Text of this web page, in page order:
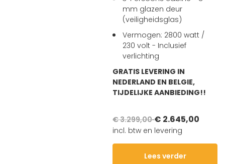
mm glazen deur
(veiligheidsglas)
Vermogen: 2800 watt /
230 volt - Inclusief
verlichting
GRATIS LEVERING IN
NEDERLAND EN BELGIE,
TIJDELIJKE AANBIEDING!!
€ 3.299,00 € 2.645,00
incl. btw en levering
Lees verder